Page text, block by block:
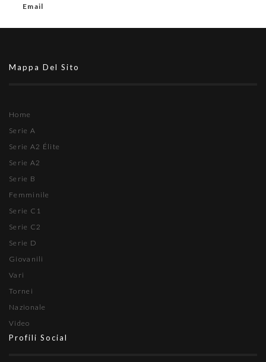
Email
Mappa Del Sito
Home
Serie A
Serie A2 Élite
Serie A2
Serie B
Femminile
Serie C1
Serie C2
Serie D
Giovanili
Vari
Tornei
Nazionale
Video
Profili Social